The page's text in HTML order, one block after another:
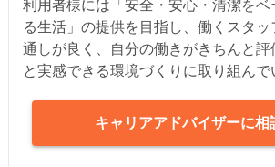
利用者様には「安全・安心・清潔をベ
る生活」の提供を目指し、働くスタ
通しが良く、自分の働きがきちんと評
と実感できる環境づくりに取り組んで
キャリアアドバイザーに相